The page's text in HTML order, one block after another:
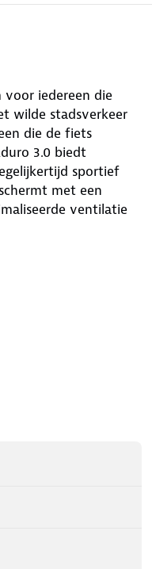
voor iedereen die
wilde stadsverkeer
die de fiets
3.0 biedt
sportief
met een
ventilatie